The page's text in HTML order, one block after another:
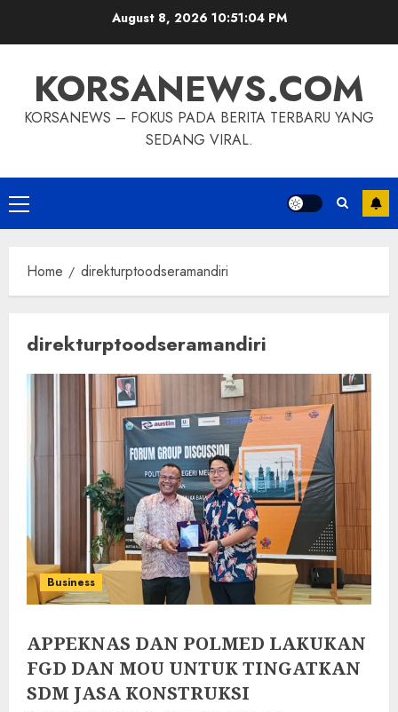
August 8, 2026 10:51:04 PM
KORSANEWS.COM
KORSANEWS – FOKUS PADA BERITA TERBARU YANG
SEDANG VIRAL.
Primary
Menu
Home direkturptoodseramandiri
direkturptoodseramandiri
Business
APPEKNAS DAN POLMED LAKUKAN
FGD DAN MOU UNTUK TINGATKAN
SDM JASA KONSTRUKSI